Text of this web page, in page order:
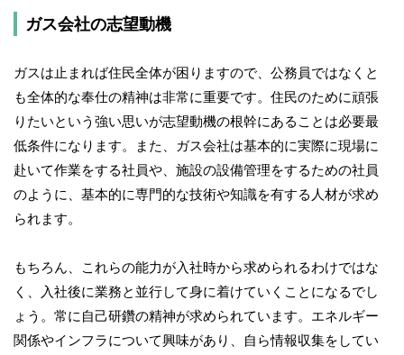
ガス会社の志望動機
ガスは止まれば住民全体が困りますので、公務員ではなくと
も全体的な奉仕の精神は非常に重要です。住民のために頑張
りたいという強い思いが志望動機の根幹にあることは必要最
低条件になります。また、ガス会社は基本的に実際に現場に
赴いて作業をする社員や、施設の設備管理をするための社員
のように、基本的に専門的な技術や知識を有する人材が求め
られます。
もちろん、これらの能力が入社時から求められるわけではな
く、入社後に業務と並行して身に着けていくことになるでし
ょう。常に自己研鑽の精神が求められています。エネルギー
関係やインフラについて興味があり、自ら情報収集をしてい